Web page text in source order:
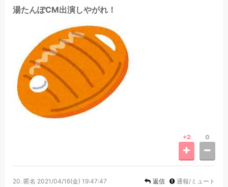
湯たんぽCM出演しやがれ！
+2 0
20. 匿名 2021/04/16(金) 19:47:47 返信 通報/ミュート